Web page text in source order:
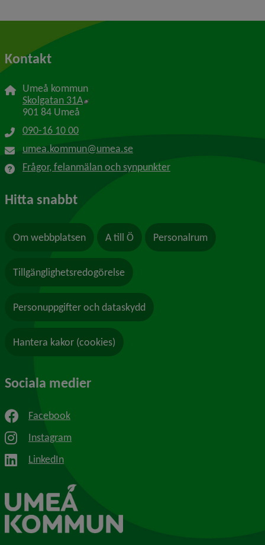
Kontakt
Umeå kommun
Skolgatan 31A Länk till annan webbplats, öppnas i nytt
901 84 Umeå
090-16 10 00
umea.kommun@umea.se
Frågor, felanmälan och synpunkter
Hitta snabbt
Om webbplatsen A till Ö Personalrum
Tillgänglighetsredogörelse
Personuppgifter och dataskydd
Hantera kakor (cookies)
Sociala medier
Facebook
Instagram
LinkedIn